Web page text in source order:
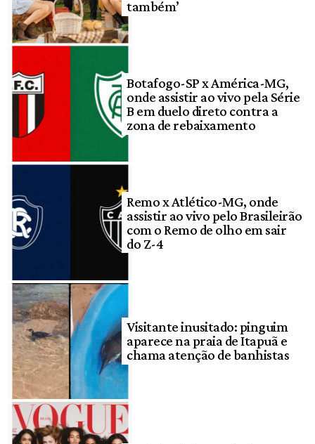
também’
Botafogo-SP x América-MG,
onde assistir ao vivo pela Série
B em duelo direto contra a
zona de rebaixamento
Remo x Atlético-MG, onde
assistir ao vivo pelo Brasileirão
com o Remo de olho em sair
do Z-4
Visitante inusitado: pinguim
aparece na praia de Itapuã e
chama atenção de banhistas